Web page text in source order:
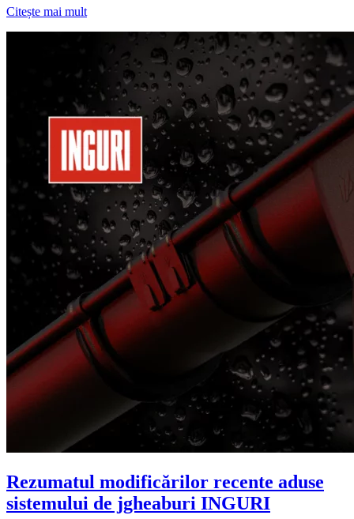
Citește mai mult
Rezumatul modificărilor recente aduse
sistemului de jgheaburi INGURI